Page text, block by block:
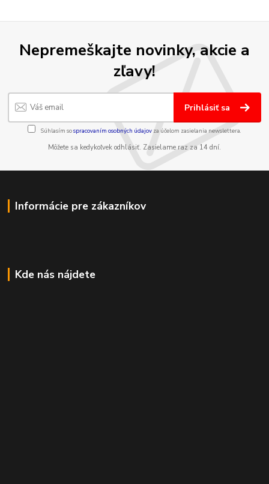
Nepremeškajte novinky, akcie a
zľavy!
Prihlásiť sa
Súhlasím sospracovaním osobných údajov za účelom zasielania newslettera.
Môžete sa kedykoľvek odhlásiť. Zasielame raz za 14 dní.
Informácie pre zákazníkov
Kde nás nájdete